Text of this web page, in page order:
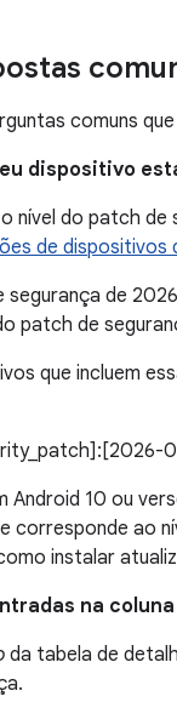
comuns
dispositivo
nível do patch de
de dispositivos
segurança de
patch de
que incluem
Android 10 ou
corresponde ao
instalar
na coluna
da tabela de